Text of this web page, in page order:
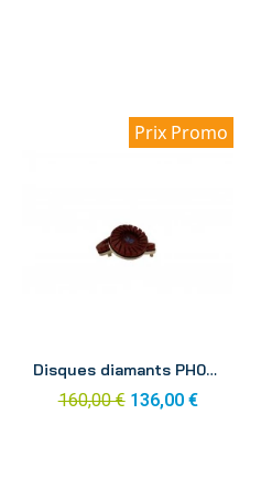
Prix Promo
Disques diamants PH06 pro 100mm grain 30 (x3)
160,00 € 136,00 €